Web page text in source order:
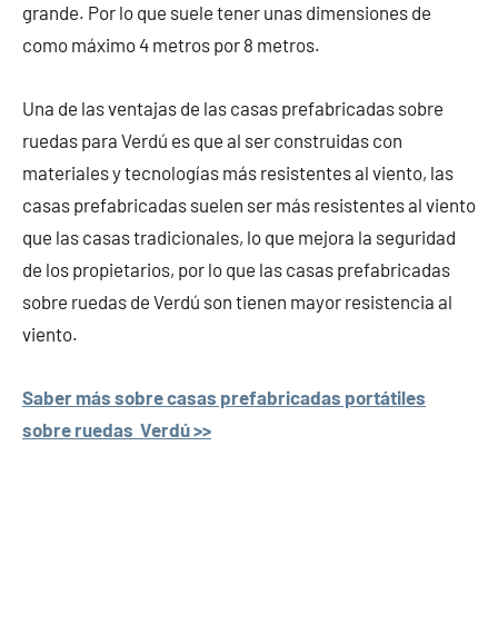
grande. Por lo que suele tener unas dimensiones de
como máximo 4 metros por 8 metros.
Una de las ventajas de las casas prefabricadas sobre
ruedas para Verdú es que al ser construidas con
materiales y tecnologías más resistentes al viento, las
casas prefabricadas suelen ser más resistentes al viento
que las casas tradicionales, lo que mejora la seguridad
de los propietarios, por lo que las casas prefabricadas
sobre ruedas de Verdú son tienen mayor resistencia al
viento.
Saber más sobre casas prefabricadas portátiles
sobre ruedas Verdú >>